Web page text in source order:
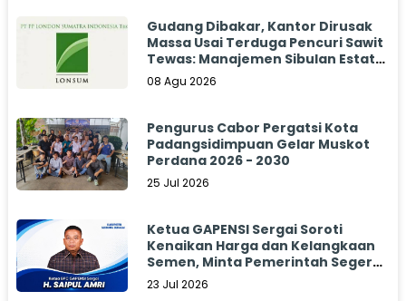
Gudang Dibakar, Kantor Dirusak
Massa Usai Terduga Pencuri Sawit
Tewas: Manajemen Sibulan Estate
Bungkam
08 Agu 2026
Pengurus Cabor Pergatsi Kota
Padangsidimpuan Gelar Muskot
Perdana 2026 - 2030
25 Jul 2026
Ketua GAPENSI Sergai Soroti
Kenaikan Harga dan Kelangkaan
Semen, Minta Pemerintah Segera
Bertindak
23 Jul 2026